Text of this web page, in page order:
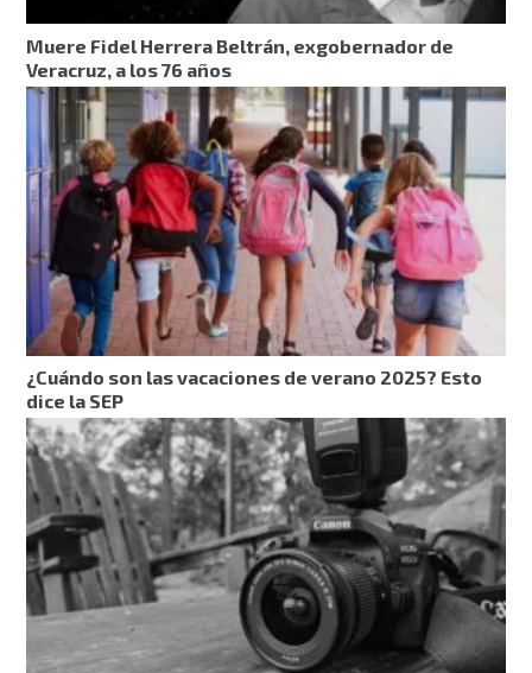
Muere Fidel Herrera Beltrán, exgobernador de
Veracruz, a los 76 años
¿Cuándo son las vacaciones de verano 2025? Esto
dice la SEP